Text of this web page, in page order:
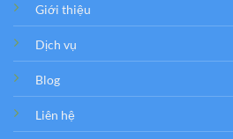
Giới thiệu
Dịch vụ
Blog
Liên hệ